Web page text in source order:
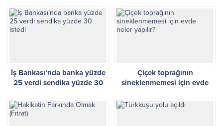
İş Bankası’nda banka yüzde
25 verdi sendika yüzde 30
Çiçek toprağının
sineklenmemesi için evde